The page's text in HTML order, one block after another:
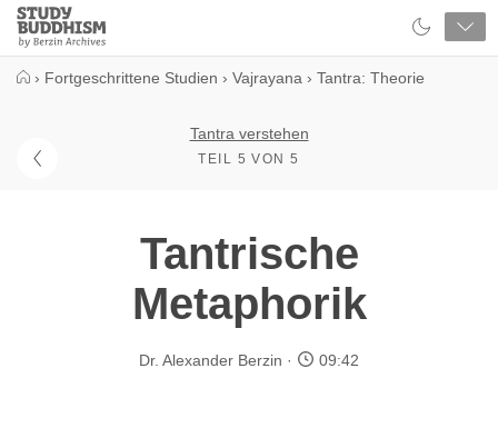
Close
Study
Buddhism
› Fortgeschrittene Studien › Vajrayana › Tantra: Theorie
Tantra verstehen
TEIL 5 VON 5
Tantrische
Metaphorik
Dr. Alexander Berzin 09:42